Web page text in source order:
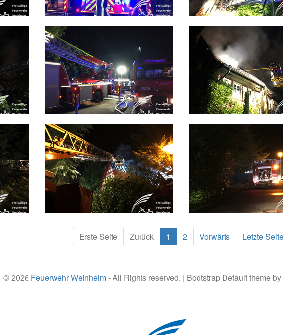
Erste Seite Zurück 1 2 Vorwärts Letzte Seite
© 2026 Feuerwehr Weinheim- All Rights reserved. | Bootstrap Default theme by